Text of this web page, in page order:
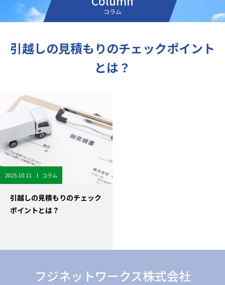
コラム
引越しの見積もりのチェックポイント
とは？
2025.10.11 コラム
引越しの見積もりのチェック
ポイントとは？
フジネットワークス株式会社